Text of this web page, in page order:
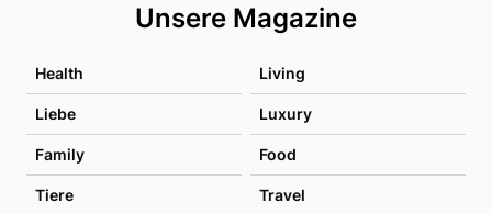
Unsere Magazine
Health Living
Liebe Luxury
Family Food
Tiere Travel